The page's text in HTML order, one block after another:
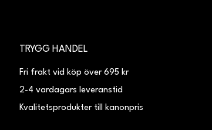
TRYGG HANDEL
Fri frakt vid köp över 695 kr
2-4 vardagars leveranstid
Kvalitetsprodukter till kanonpris